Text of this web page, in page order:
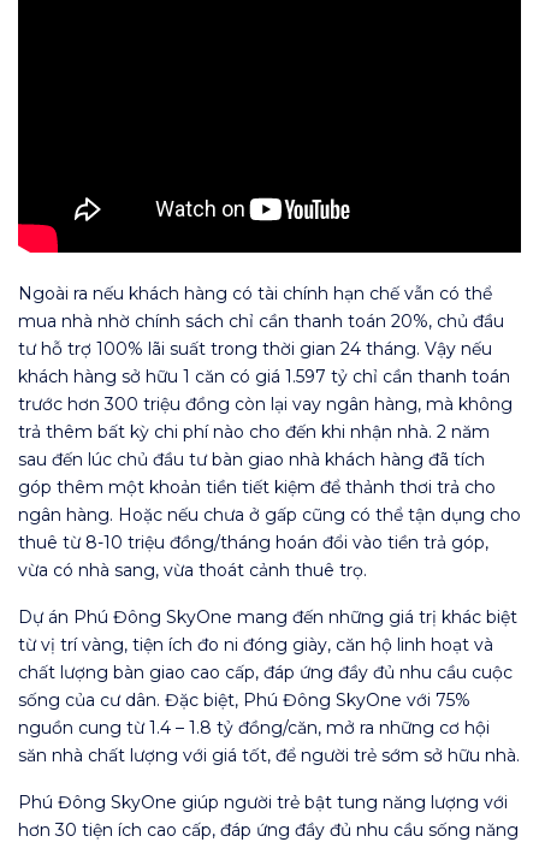
Ngoài ra nếu khách hàng có tài chính hạn chế vẫn có thể
mua nhà nhờ chính sách chỉ cần thanh toán 20%, chủ đầu
tư hỗ trợ 100% lãi suất trong thời gian 24 tháng. Vậy nếu
khách hàng sở hữu 1 căn có giá 1.597 tỷ chỉ cần thanh toán
trước hơn 300 triệu đồng còn lại vay ngân hàng, mà không
trả thêm bất kỳ chi phí nào cho đến khi nhận nhà. 2 năm
sau đến lúc chủ đầu tư bàn giao nhà khách hàng đã tích
góp thêm một khoản tiền tiết kiệm để thảnh thơi trả cho
ngân hàng. Hoặc nếu chưa ở gấp cũng có thể tận dụng cho
thuê từ 8-10 triệu đồng/tháng hoán đổi vào tiền trả góp,
vừa có nhà sang, vừa thoát cảnh thuê trọ.
Dự án Phú Đông SkyOne mang đến những giá trị khác biệt
từ vị trí vàng, tiện ích đo ni đóng giày, căn hộ linh hoạt và
chất lượng bàn giao cao cấp, đáp ứng đầy đủ nhu cầu cuộc
sống của cư dân. Đặc biệt, Phú Đông SkyOne với 75%
nguồn cung từ 1.4 – 1.8 tỷ đồng/căn, mở ra những cơ hội
săn nhà chất lượng với giá tốt, để người trẻ sớm sở hữu nhà.
Phú Đông SkyOne giúp người trẻ bật tung năng lượng với
hơn 30 tiện ích cao cấp, đáp ứng đầy đủ nhu cầu sống năng